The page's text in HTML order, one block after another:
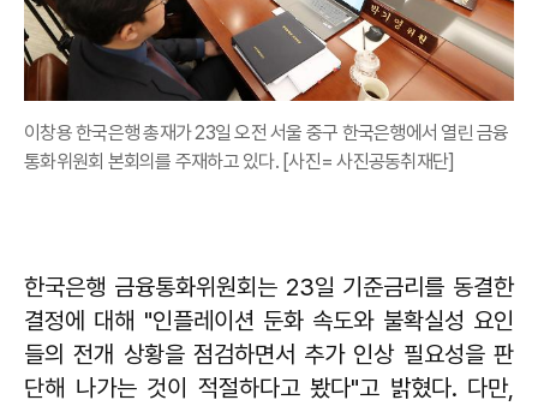
이창용 한국은행 총재가 23일 오전 서울 중구 한국은행에서 열린 금융
통화위원회 본회의를 주재하고 있다. [사진= 사진공동취재단]
한국은행 금융통화위원회는 23일 기준금리를 동결한
결정에 대해 "인플레이션 둔화 속도와 불확실성 요인
들의 전개 상황을 점검하면서 추가 인상 필요성을 판
단해 나가는 것이 적절하다고 봤다"고 밝혔다. 다만,